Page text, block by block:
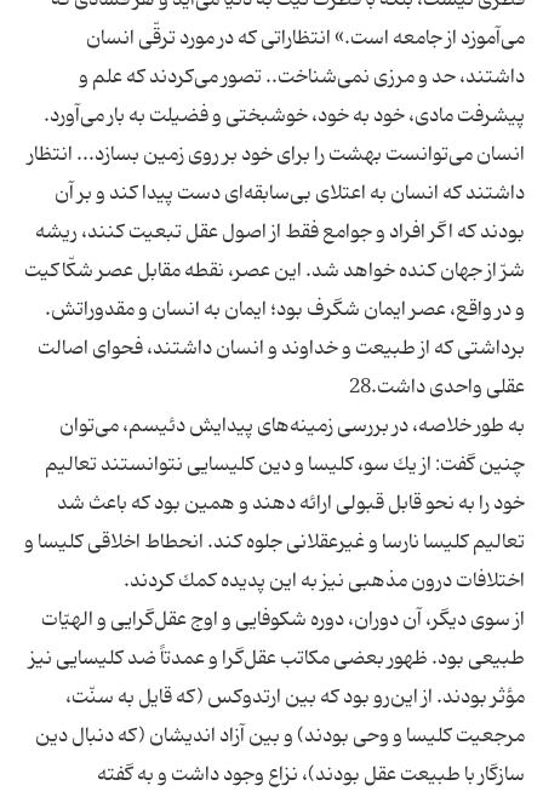
مى‌آموزد از جامعه است.» انتظاراتى كه در مورد ترقّى انسان
داشتند، حد و مرزى نمى‌شناخت.. تصور مى‌كردند كه علم و
پيشرفت مادى، خود به خود، خوشبختى و فضيلت به بار مى‌آورد.
انسان مى‌توانست بهشت را براى خود بر روى زمين بسازد... انتظار
داشتند كه انسان به اعتلاى بى‌سابقه‌اى دست پيدا كند و بر آن
بودند كه اگر افراد و جوامع فقط از اصول عقل تبعيت كنند، ريشه
شرّ از جهان كنده خواهد شد. اين عصر، نقطه مقابل عصر شكّاكيت
و در واقع، عصر ايمان شگرف بود؛ ايمان به انسان و مقدوراتش.
برداشتى كه از طبيعت و خداوند و انسان داشتند، فحواى اصالت
عقلى واحدى داشت.28
به طور خلاصه، در بررسى زمينه‌هاى پيدايش دئيسم، مى‌توان
چنين گفت: از يك سو، كليسا و دين كليسايى نتوانستند تعاليم
خود را به نحو قابل قبولى ارائه دهند و همين بود كه باعث شد
تعاليم كليسا نارسا و غيرعقلانى جلوه كند. انحطاط اخلاقى كليسا و
اختلافات درون مذهبى نيز به اين پديده كمك كردند.
از سوى ديگر، آن دوران، دوره شكوفايى و اوج عقل‌گرايى و الهيّات
طبيعى بود. ظهور بعضى مكاتب عقل‌گرا و عمدتاً ضد كليسايى نيز
مؤثر بودند. از اين‌رو بود كه بين ارتدوكس (كه قايل به سنّت،
مرجعيت كليسا و وحى بودند) و بين آزاد انديشان (كه دنبال دين
سازگار با طبيعت عقل بودند)، نزاع وجود داشت و به گفته